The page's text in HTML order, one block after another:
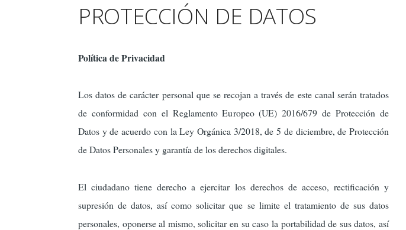
PROTECCIÓN DE DATOS
Política de Privacidad
Los datos de carácter personal que se recojan a través de este canal serán tratados
de conformidad con el Reglamento Europeo (UE) 2016/679 de Protección de
Datos y de acuerdo con la Ley Orgánica 3/2018, de 5 de diciembre, de Protección
de Datos Personales y garantía de los derechos digitales.
El ciudadano tiene derecho a ejercitar los derechos de acceso, rectificación y
supresión de datos, así como solicitar que se limite el tratamiento de sus datos
personales, oponerse al mismo, solicitar en su caso la portabilidad de sus datos, así